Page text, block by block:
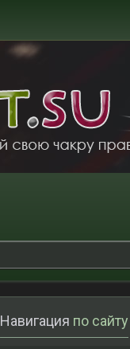
Навигация по сайту